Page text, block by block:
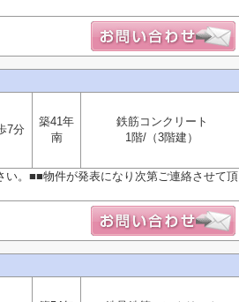
7分
築41年
南
鉄筋コンクリート
1階/（3階建）
。■■物件が発表になり次第ご連絡させて頂